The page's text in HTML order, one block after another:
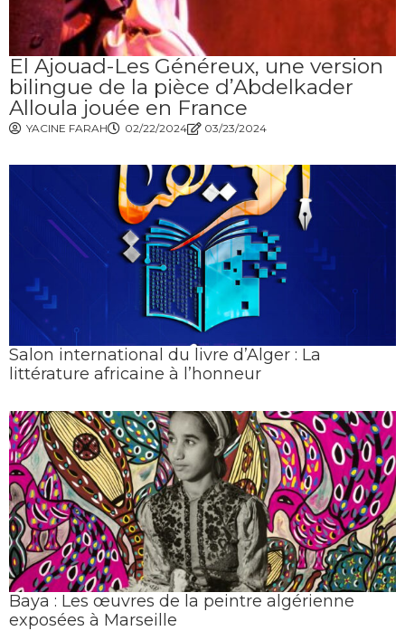
El Ajouad-Les Généreux, une version
bilingue de la pièce d’Abdelkader
Alloula jouée en France
YACINE FARAH 02/22/2024 03/23/2024
Salon international du livre d’Alger : La
littérature africaine à l’honneur
Baya : Les œuvres de la peintre algérienne
exposées à Marseille